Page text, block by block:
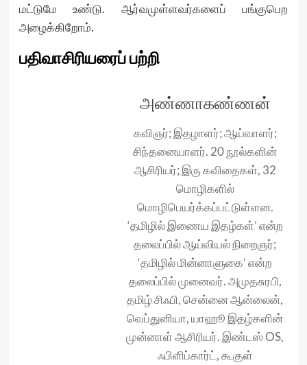
மட்டுமே உண்டு. ஆர்வமுள்ளவர்களைப் பங்குபெற
அழைக்கிறோம்.
பதிவாசிரியரைப் பற்றி
அண்ணாகண்ணன்
கவிஞர்; இதழாளர்; ஆய்வாளர்;
சிந்தனையாளர். 20 நூல்களின்
ஆசிரியர்; இரு கவிதைகள், 32
மொழிகளில்
மொழிபெயர்க்கப்பட்டுள்ளன.
‘தமிழில் இணைய இதழ்கள்’ என்ற
தலைப்பில் ஆய்வியல் நிறைஞர்;
‘தமிழில் மின்னாளுகை’ என்ற
தலைப்பில் முனைவர். அமுதசுரபி,
தமிழ் சிஃபி, சென்னை ஆன்லைன்,
வெப்துனியா, யாஹூ இதழ்களின்
முன்னாள் ஆசிரியர். இண்டஸ் OS,
ஃபிளிப்கார்ட், கூகுள்